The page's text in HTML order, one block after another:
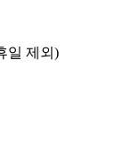
일 제외)